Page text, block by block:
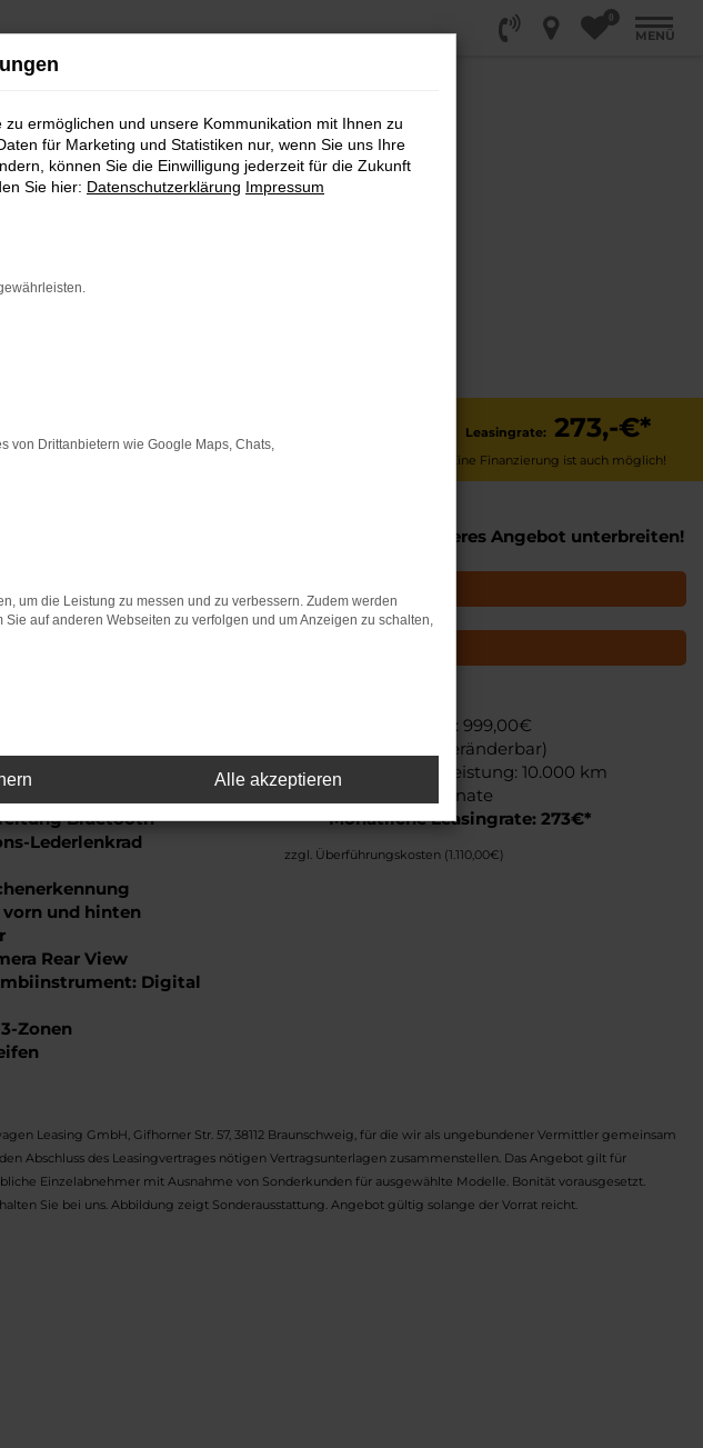
0
MENÜ
1.5 TSI,
Leasingrate: 273,-€*
Eine Finanzierung ist auch möglich!
können wir Ihnen gerne ein weiteres Angebot unterbreiten!
Distanzregelung ACC
Bluetooth
Lederlenkrad
und hinten
Rear View
Digital
Zonen
Sonderzahlung: 999,00€
(Auf Wunsch veränderbar)
Jährliche Fahrleistung: 10.000 km
Laufzeit: 48 Monate
Monatliche Leasingrate: 273€*
zzgl. Überführungskosten (1.110,00€)
Leasing GmbH, Gifhorner Str. 57, 38112 Braunschweig, für die wir als ungebundener Vermittler gemeinsam
Abschluss des Leasingvertrages nötigen Vertragsunterlagen zusammenstellen. Das Angebot gilt für
Einzelabnehmer mit Ausnahme von Sonderkunden für ausgewählte Modelle. Bonität vorausgesetzt.
Sie bei uns. Abbildung zeigt Sonderausstattung. Angebot gültig solange der Vorrat reicht.
ermöglichen und unsere Kommunikation mit Ihnen zu
für Marketing und Statistiken nur, wenn Sie uns Ihre
können Sie die Einwilligung jederzeit für die Zukunft
Sie hier: Datenschutzerklärung Impressum
von Drittanbietern wie Google Maps, Chats,
um die Leistung zu messen und zu verbessern. Zudem werden
auf anderen Webseiten zu verfolgen und um Anzeigen zu schalten,
Alle akzeptieren